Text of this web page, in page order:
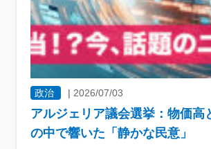
政治 |2026/07/03
アルジェリア議会選挙：物価高
の中で響いた「静かな民意」